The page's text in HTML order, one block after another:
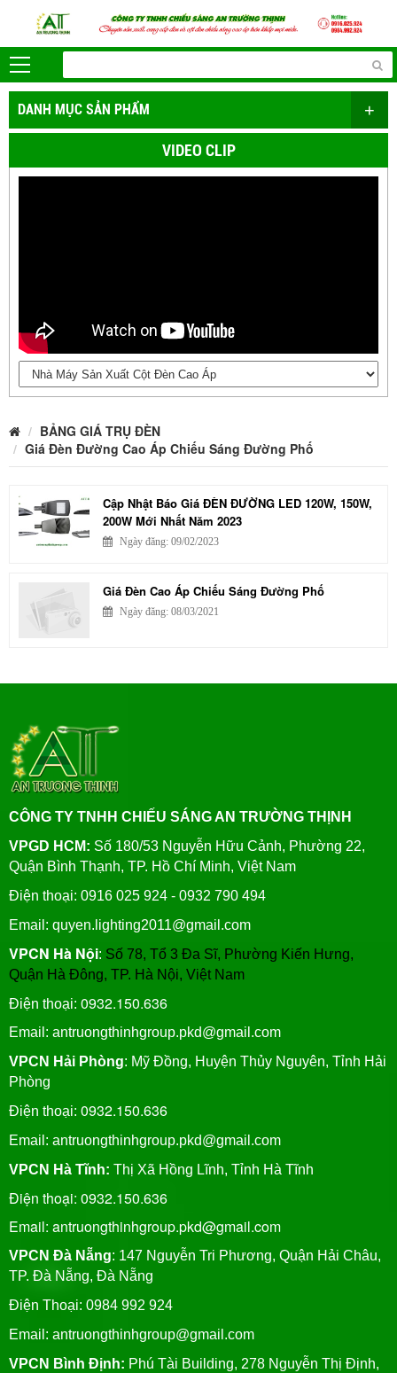
DANH MỤC SẢN PHẨM +
VIDEO CLIP
BẢNG GIÁ TRỤ ĐÈN
Giá Đèn Đường Cao Áp Chiếu Sáng Đường Phố
Cập Nhật Báo Giá ĐÈN ĐƯỜNG LED 120W, 150W,
200W Mới Nhất Năm 2023
Ngày đăng: 09/02/2023
Giá Đèn Cao Áp Chiếu Sáng Đường Phố
Ngày đăng: 08/03/2021
CÔNG TY TNHH CHIẾU SÁNG AN TRƯỜNG THỊNH
VPGD HCM: Số 180/53 Nguyễn Hữu Cảnh, Phường 22,
Quận Bình Thạnh, TP. Hồ Chí Minh, Việt Nam
Điện thoại: 0916 025 924 - 0932 790 494
Email: quyen.lighting2011@gmail.com
VPCN Hà Nội: Số 78, Tổ 3 Đa Sĩ, Phường Kiến Hưng,
Quận Hà Đông, TP. Hà Nội, Việt Nam
Điện thoại: 0932.150.636
Email: antruongthinhgroup.pkd@gmail.com
VPCN Hải Phòng: Mỹ Đồng, Huyện Thủy Nguyên, Tỉnh Hải
Phòng
Điện thoại: 0932.150.636
Email: antruongthinhgroup.pkd@gmail.com
VPCN Hà Tĩnh: Thị Xã Hồng Lĩnh, Tỉnh Hà Tĩnh
Điện thoại: 0932.150.636
Email: antruongthinhgroup.pkd@gmail.com
VPCN Đà Nẵng: 147 Nguyễn Tri Phương, Quận Hải Châu,
TP. Đà Nẵng, Đà Nẵng
Điện Thoại: 0984 992 924
Email: antruongthinhgroup@gmail.com
VPCN Bình Định: Phú Tài Building, 278 Nguyễn Thị Định,